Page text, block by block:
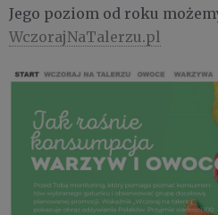
Jego poziom od roku
WczorajNaTalerzu.pl